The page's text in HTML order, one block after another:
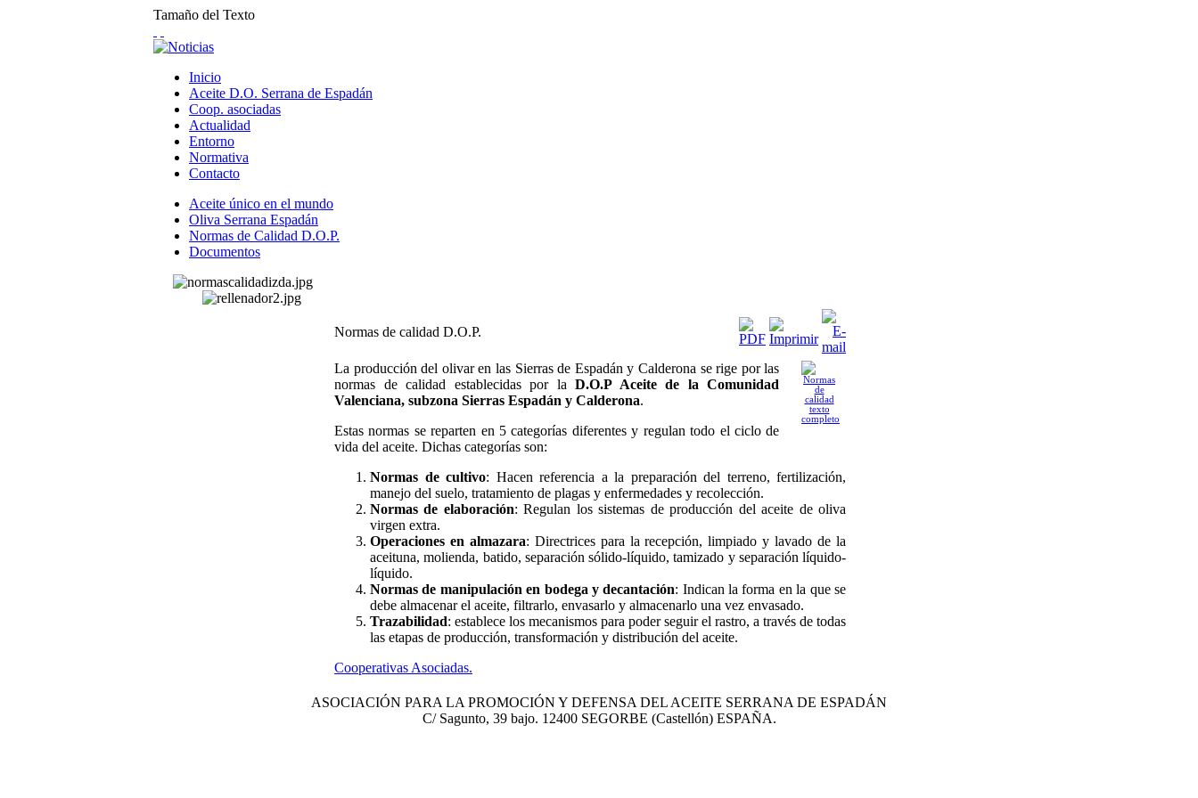
Tamaño del Texto
Inicio
Aceite D.O. Serrana de Espadán
Coop. asociadas
Actualidad
Entorno
Normativa
Contacto
Aceite único en el mundo
Oliva Serrana Espadán
Normas de Calidad D.O.P.
Documentos
Normas de calidad D.O.P.
texto
completo
La producción del olivar en las Sierras de Espadán y Calderona se rige por las
normas de calidad establecidas por la D.O.P Aceite de la Comunidad
Valenciana, subzona Sierras Espadán y Calderona.
Estas normas se reparten en 5 categorías diferentes y regulan todo el ciclo de
vida del aceite. Dichas categorías son:
Normas de cultivo: Hacen referencia a la preparación del terreno, fertilización,
manejo del suelo, tratamiento de plagas y enfermedades y recolección.
Normas de elaboración: Regulan los sistemas de producción del aceite de oliva
virgen extra.
Operaciones en almazara: Directrices para la recepción, limpiado y lavado de la
aceituna, molienda, batido, separación sólido-líquido, tamizado y separación líquido-
líquido.
Normas de manipulación en bodega y decantación: Indican la forma en la que se
debe almacenar el aceite, filtrarlo, envasarlo y almacenarlo una vez envasado.
Trazabilidad: establece los mecanismos para poder seguir el rastro, a través de todas
las etapas de producción, transformación y distribución del aceite.
Cooperativas Asociadas.
ASOCIACIÓN PARA LA PROMOCIÓN Y DEFENSA DEL ACEITE SERRANA DE ESPADÁN
C/ Sagunto, 39 bajo. 12400 SEGORBE (Castellón) ESPAÑA.